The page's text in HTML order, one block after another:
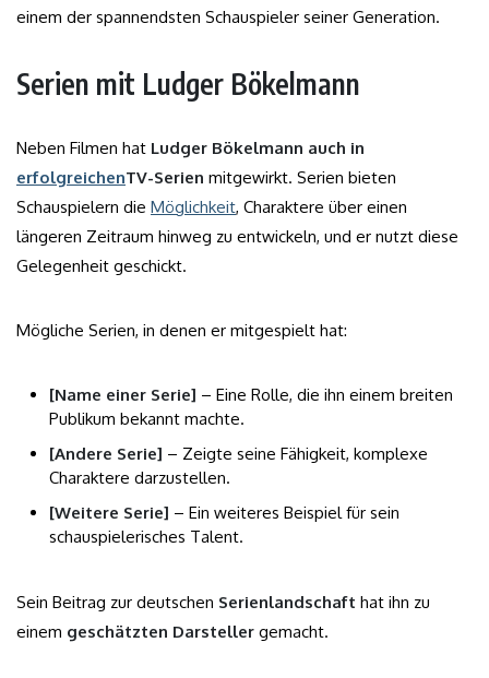
einem der spannendsten Schauspieler seiner Generation.
Serien mit Ludger Bökelmann
Neben Filmen hat Ludger Bökelmann auch in
erfolgreichenTV-Serien mitgewirkt. Serien bieten
Schauspielern die Möglichkeit, Charaktere über einen
längeren Zeitraum hinweg zu entwickeln, und er nutzt diese
Gelegenheit geschickt.
Mögliche Serien, in denen er mitgespielt hat:
[Name einer Serie] – Eine Rolle, die ihn einem breiten
Publikum bekannt machte.
[Andere Serie] – Zeigte seine Fähigkeit, komplexe
Charaktere darzustellen.
[Weitere Serie] – Ein weiteres Beispiel für sein
schauspielerisches Talent.
Sein Beitrag zur deutschen Serienlandschaft hat ihn zu
einem geschätzten Darsteller gemacht.